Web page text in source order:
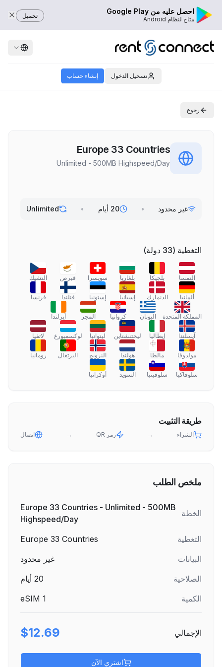
احصل عليه من Google Play
متاح لنظام Android تحميل
تسجيل الدخول إنشاء حساب
رجوع
Europe 33 Countries
Unlimited - 500MB Highspeed/Day
غير محدود • 20 أيام •
Unlimited
التغطية (
33 دولة)
النمسا بلجيكا بلغاريا سويسرا قبرص التشيك
ألمانيا الدنمارك إسبانيا إستونيا فنلندا فرنسا
المملكة المتحدة اليونان كرواتيا المجر أيرلندا
آيسلندا إيطاليا ليختنشتاين ليتوانيا لوكسمبورغ لاتفيا
مولدوفا مالطا هولندا النرويج البرتغال رومانيا
سلوفاكيا سلوفينيا السويد أوكرانيا
طريقة التثبيت
الشراء → رمز QR → اتصال
ملخص الطلب
الخطة
Europe 33 Countries - Unlimited - 500MB
Highspeed/Day
التغطية
Europe 33 Countries
البيانات
غير محدود
الصلاحية
20 أيام
الكمية
1
الإجمالي $12.69
اشتري الآن